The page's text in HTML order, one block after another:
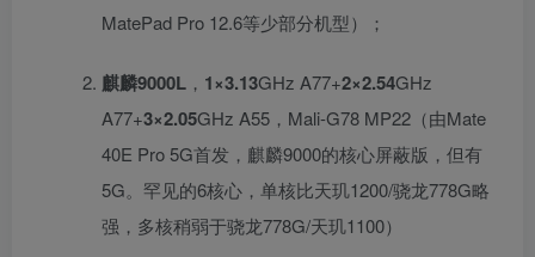
MatePad Pro 12.6等少部分机型）；
麒麟9000L ， 1×3.13GHz A77+2×2.54GHz
A77+3×2.05GHz A55，Mali-G78 MP22（由Mate
40E Pro 5G首发，麒麟9000的核心屏蔽版，但有
5G。罕见的6核心，单核比天玑1200/骁龙778G略
强，多核稍弱于骁龙778G/天玑1100）